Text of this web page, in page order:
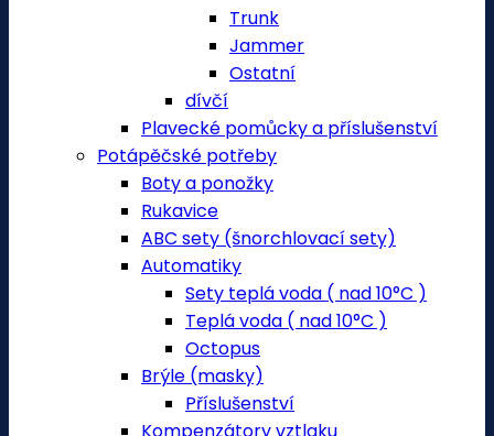
Trunk
Jammer
Ostatní
dívčí
Plavecké pomůcky a příslušenství
Potápěčské potřeby
Boty a ponožky
Rukavice
ABC sety (šnorchlovací sety)
Automatiky
Sety teplá voda ( nad 10°C )
Teplá voda ( nad 10°C )
Octopus
Brýle (masky)
Příslušenství